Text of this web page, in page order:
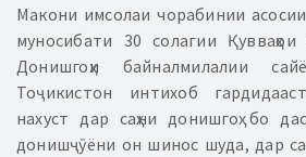
Макони имсолаи чорабинии
муносибати 30 солагии Қувваҳои
Донишгоҳи байналмилалии
Тоҷикистон интихоб
нахуст дар саҳни донишгоҳ бо
донишҷӯёни он шинос шуда, дар